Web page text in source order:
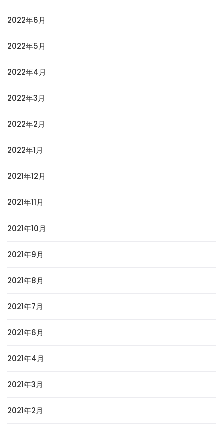
2022年6月
2022年5月
2022年4月
2022年3月
2022年2月
2022年1月
2021年12月
2021年11月
2021年10月
2021年9月
2021年8月
2021年7月
2021年6月
2021年4月
2021年3月
2021年2月